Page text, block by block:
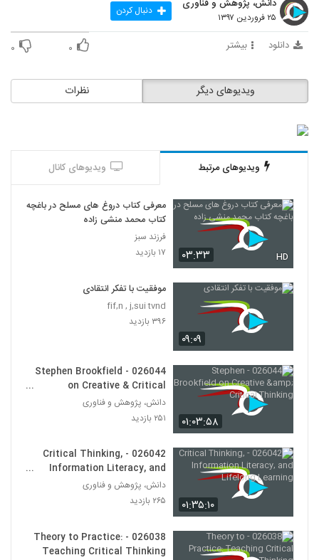
41
030043 - نظریه دانش
030044 - نظریه دانش
030045 - نظریه دانش
46
030046 - نظریه دانش
۵۳۲ بازدید
030047 - نظریه دانش
۵۳۸ بازدید
48
030048 - نظریه دانش
49
030049 - نظریه دانش
۵۷۱ بازدید
030050 - نظریه دانش
۵۷۴ بازدید
030051 - نظریه دانش
دانش، پژوهش و فناوری
۲۵ فروردین ۱۳۹۷ دنبال کردن
دانلود بیشتر ۰ ۰
نظرات ویدیوهای دیگر
ویدیوهای مرتبط ویدیوهای کانال
۰۳:۳۳ HD
معرفی کتاب دروغ های مسلح در باغچه
کتاب محمد منشی زاده
فرزند سبز
۱۷ بازدید
۰۹:۰۹
موفقیت با تفکر انتقادی
fif,n , j,sui tvnd
۳۹۶ بازدید
۰۱:۰۳:۵۸
026044 - Stephen Brookfield
on Creative & Critical
Thinking
دانش، پژوهش و فناوری
۲۵۱ بازدید
۰۱:۳۵:۱۰
026042 - Critical Thinking,
Information Literacy, and
Lifelong Learning
دانش، پژوهش و فناوری
۲۶۵ بازدید
026038 - Theory to Practice:
Teaching Critical Thinking